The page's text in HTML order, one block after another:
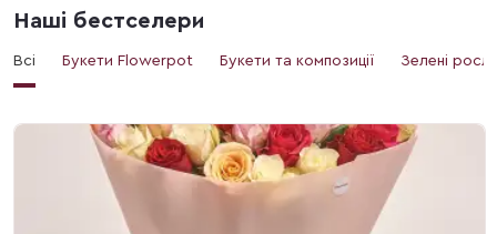
Наші бестселери
Всі Букети Flowerpot Букети та композиції Зелені